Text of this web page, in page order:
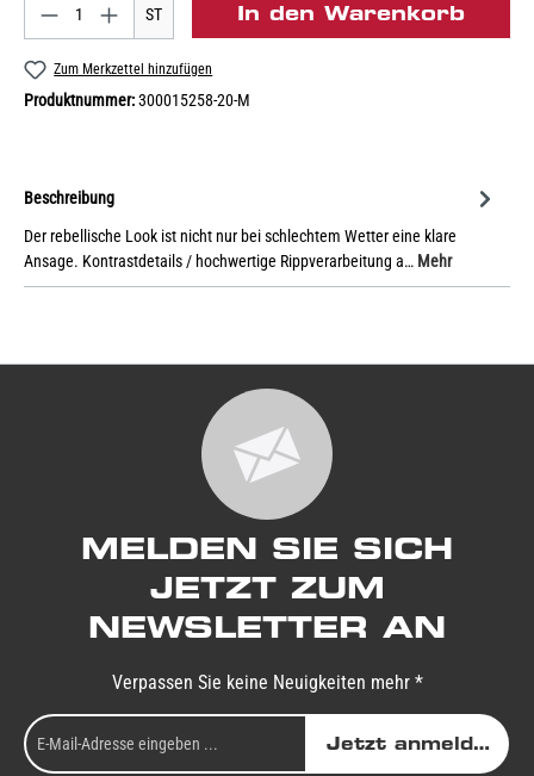
ST In den Warenkorb
Zum Merkzettel hinzufügen
Produktnummer:300015258-20-M
Beschreibung
Der rebellische Look ist nicht nur bei schlechtem Wetter eine klare
Ansage. Kontrastdetails / hochwertige Rippverarbeitung a… Mehr
MELDEN SIE SICH
JETZT ZUM
NEWSLETTER AN
Verpassen Sie keine Neuigkeiten mehr *
Jetzt anmelden